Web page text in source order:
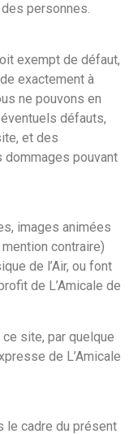
personnes.
exempt de défaut,
exactement à
ne pouvons en
défauts,
et des
pouvant
images animées
contraire)
de l’Air, ou font
de L’Amicale de
site, par quelque
de L’Amicale
le cadre du présent